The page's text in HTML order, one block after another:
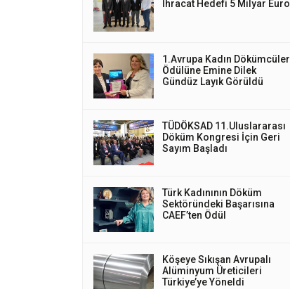
İhracat Hedefi 5 Milyar Euro
1.Avrupa Kadın Dökümcüler
Ödülüne Emine Dilek
Gündüz Layık Görüldü
TÜDÖKSAD 11.Uluslararası
Döküm Kongresi İçin Geri
Sayım Başladı
Türk Kadınının Döküm
Sektöründeki Başarısına
CAEF’ten Ödül
Köşeye Sıkışan Avrupalı
Alüminyum Üreticileri
Türkiye’ye Yöneldi